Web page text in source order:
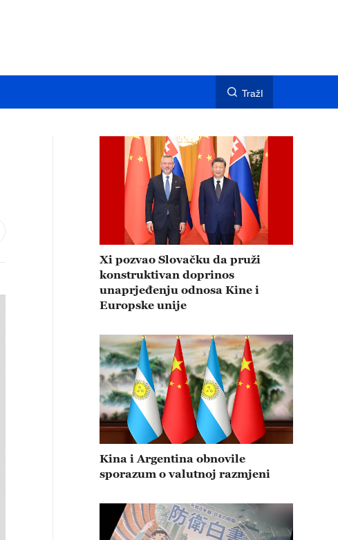
TražI
Xi pozvao Slovačku da pruži
konstruktivan doprinos
unaprjeđenju odnosa Kine i
Europske unije
Kina i Argentina obnovile
sporazum o valutnoj razmjeni